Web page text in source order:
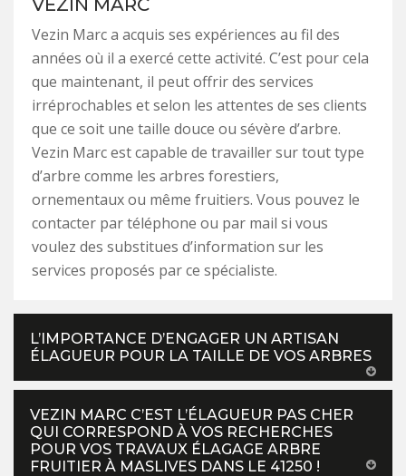
VEZIN MARC
Vezin Marc a acquis ses expériences au fil des
années où il a exercé cette activité. C’est pour cela
que maintenant, il peut offrir des services
irréprochables et selon les attentes de ses clients
que ce soit une taille douce ou sévère d’arbre.
Vezin Marc est capable de travailler sur tout type
d’arbre comme les arbres forestiers,
ornementaux ou même fruitiers. Vous pouvez le
contacter par téléphone ou par mail si vous
voulez des substitues d’information sur les
services proposés par ce spécialiste.
L’IMPORTANCE D’ENGAGER UN ARTISAN
ÉLAGUEUR POUR LA TAILLE DE VOS ARBRES
VEZIN MARC C’EST L’ÉLAGUEUR PAS CHER
QUI CORRESPOND À VOS RECHERCHES
POUR VOS TRAVAUX ÉLAGAGE ARBRE
FRUITIER À MASLIVES DANS LE 41250 !